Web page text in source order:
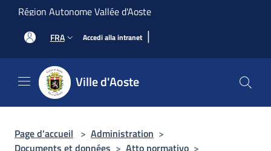
Salta al contenuto principale
Région Autonome Vallée d'Aoste
FRA Accedi alla intranet |
Ville d'Aoste
Page d'accueil > Administration >
Documents et données > Atto normativo >